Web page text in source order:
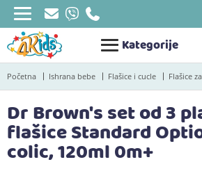
Kategorije
Početna Ishrana bebe Flašice i cucle Flašice
Dr Brown's set od 3
flašice Standard
colic, 120ml 0m+